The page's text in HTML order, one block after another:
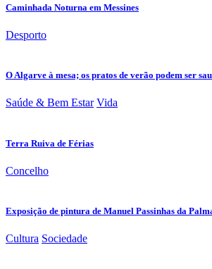
Caminhada Noturna em Messines
Desporto
O Algarve à mesa; os pratos de verão podem ser
Saúde & Bem Estar Vida
Terra Ruiva de Férias
Concelho
Exposição de pintura de Manuel Passinhas da
Cultura Sociedade